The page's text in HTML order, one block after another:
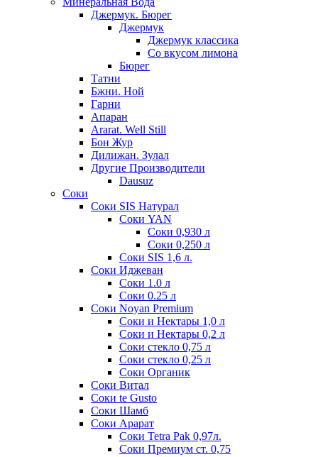
Джермук. Бюрег
Джермук
Джермук классика
Со вкусом лимона
Бюрег
Татни
Бжни. Ной
Гарни
Апаран
Ararat. Well Still
Бон Жур
Дилижан. Зулал
Другие Производители
Dausuz
Соки
Соки SIS Натурал
Соки YAN
Соки 0,930 л
Соки 0,250 л
Соки SIS 1,6 л.
Соки Иджеван
Соки 1.0 л
Соки 0.25 л
Соки Noyan Premium
Соки и Нектары 1,0 л
Соки и Нектары 0,2 л
Соки стекло 0,75 л
Соки стекло 0,25 л
Соки Органик
Соки Витал
Соки te Gusto
Соки Шамб
Соки Арарат
Соки Tetra Pak 0,97л.
Соки Премиум ст. 0,75